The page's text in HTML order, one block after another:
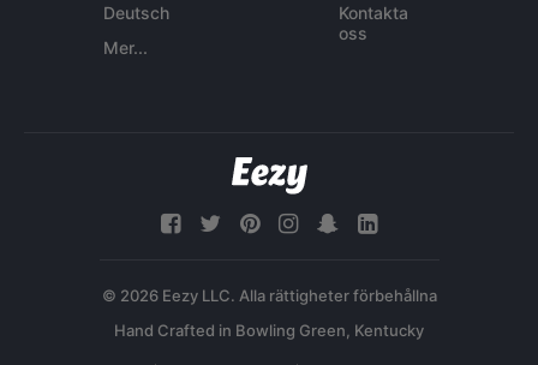
Deutsch
Mer...
Kontakta
oss
© 2026 Eezy LLC. Alla rättigheter förbehållna